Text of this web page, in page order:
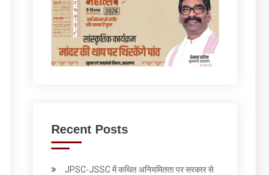
Recent Posts
JPSC-JSSC में कथित अनियमितता पर सरकार से